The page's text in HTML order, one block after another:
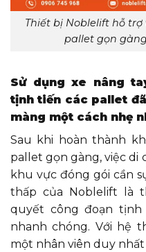
Thiết bị Noblelift hỗ
pallet gọn
Sử dụng xe nâng
tịnh tiến các pallet
màng một cách nhẹ
Sau khi hoàn thành
pallet gọn gàng, việc di
khu vực đóng gói cần
thấp của Noblelift là
quyết công đoạn
nhanh chóng. Với hệ
một nhân viên duy